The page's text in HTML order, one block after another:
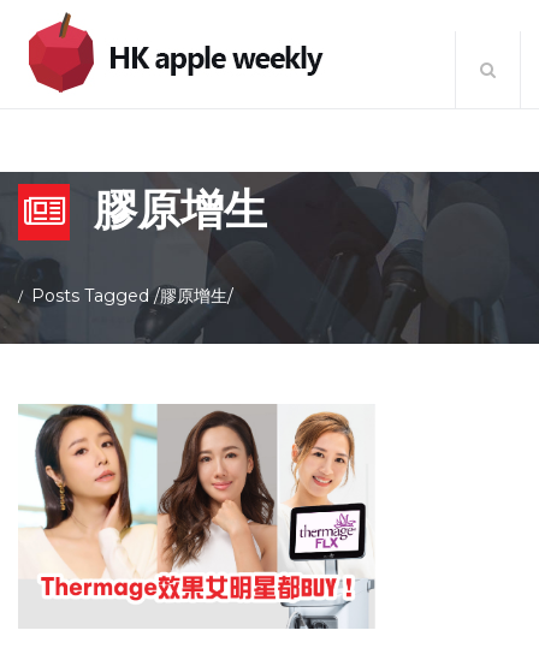
膠原增生
Posts Tagged/膠原增生/